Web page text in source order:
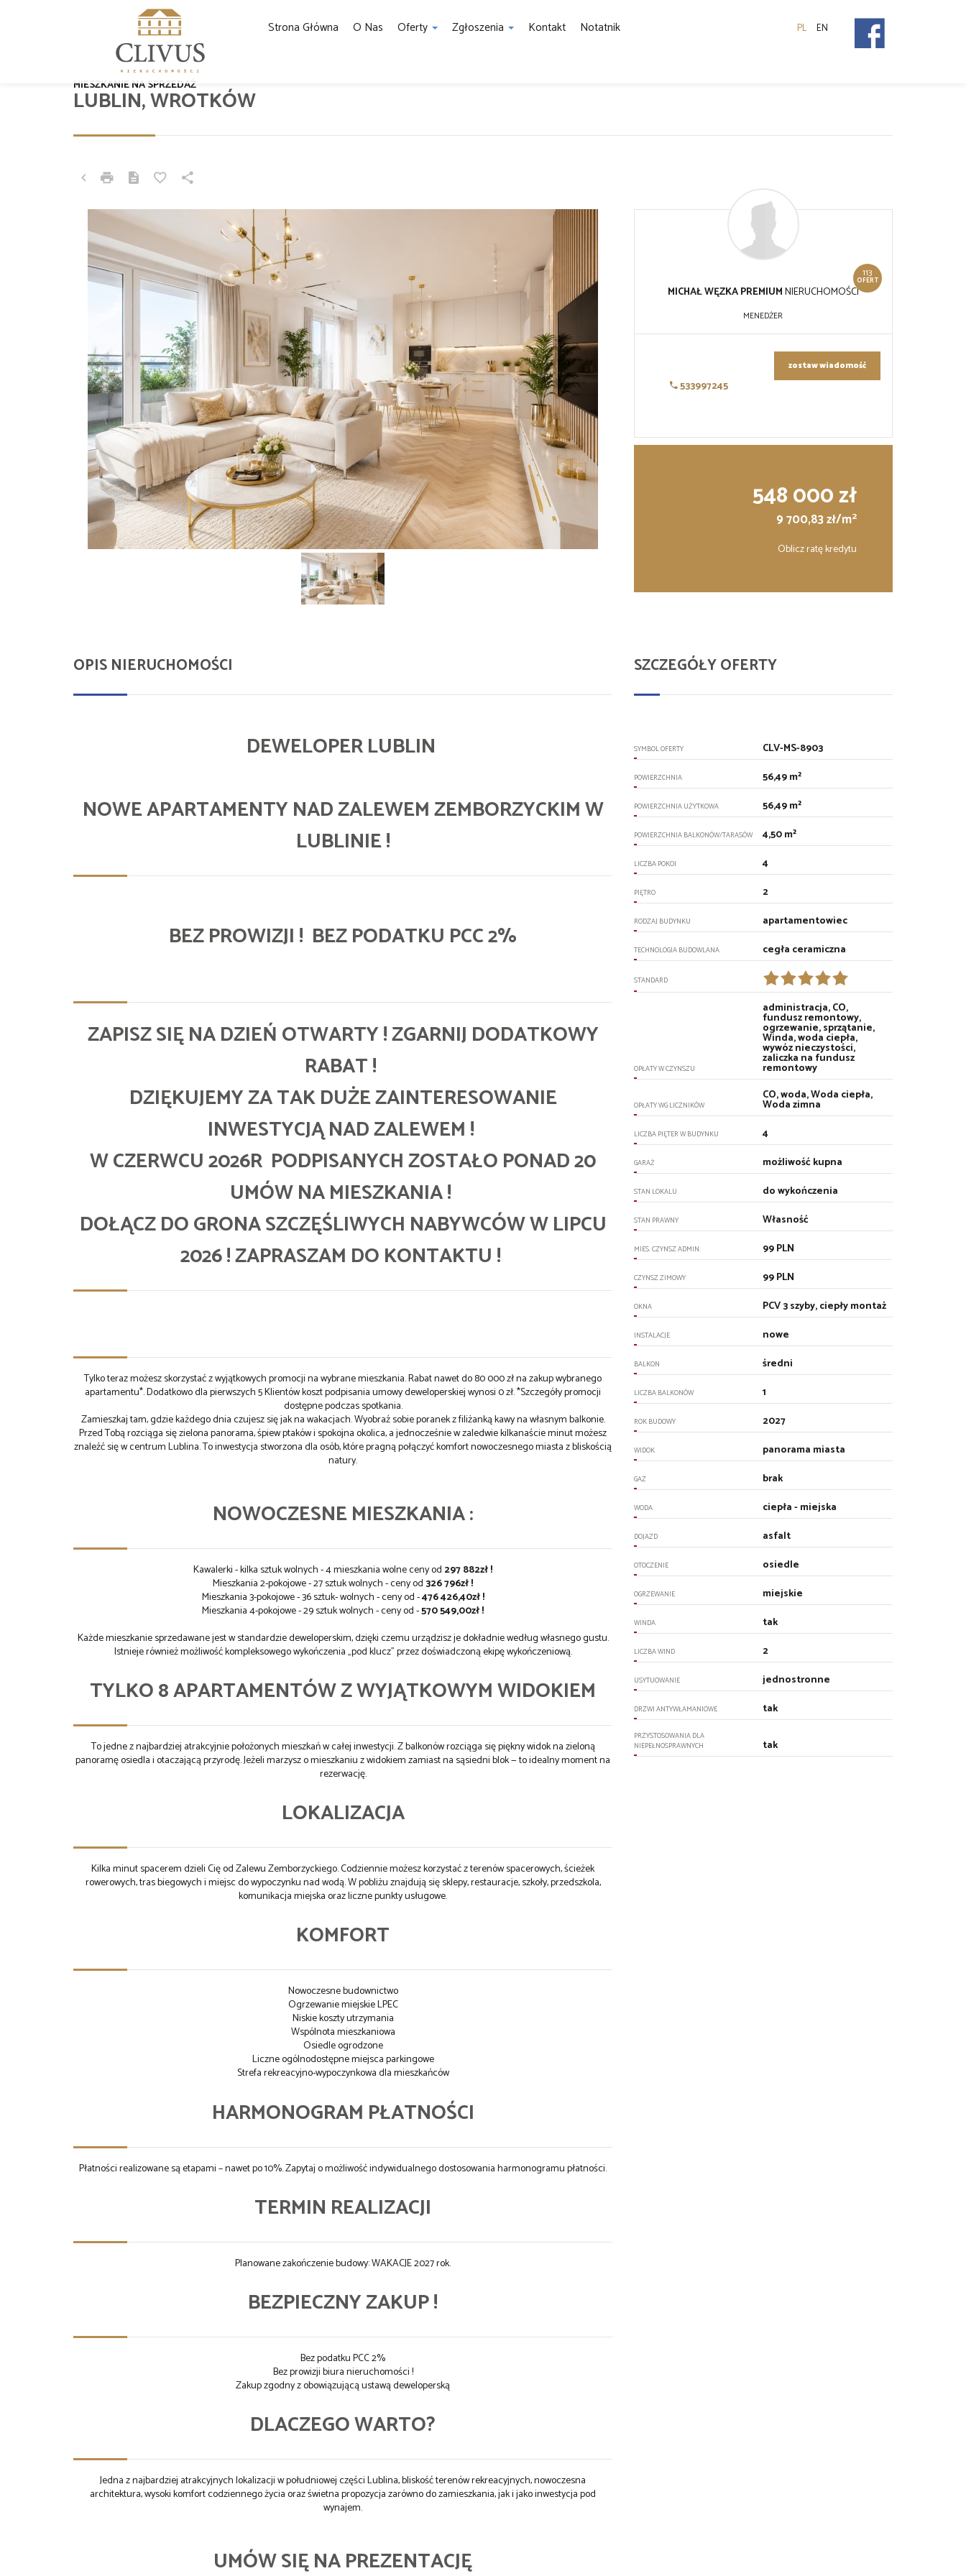
Strona Główna O Nas Oferty Zgłoszenia Kontakt Notatnik PL EN
LUBLIN, WROTKÓW
MIESZKANIE NA SPRZEDAŻ
113
OFERT
MICHAŁ WĘZKA PREMIUMNIERUCHOMOŚCI
MENEDŻER
533997245
zostaw wiadomość
548 000 zł
9 700,83 zł/m2
Oblicz ratę kredytu
OPIS NIERUCHOMOŚCI
DEWELOPER LUBLIN
NOWE APARTAMENTY NAD ZALEWEM ZEMBORZYCKIM W
LUBLINIE !
BEZ PROWIZJI ! BEZ PODATKU PCC 2%
ZAPISZ SIĘ NA DZIEŃ OTWARTY ! ZGARNIJ DODATKOWY
RABAT !
DZIĘKUJEMY ZA TAK DUŻE ZAINTERESOWANIE
INWESTYCJĄ NAD ZALEWEM !
W CZERWCU 2026R PODPISANYCH ZOSTAŁO PONAD 20
UMÓW NA MIESZKANIA !
DOŁĄCZ DO GRONA SZCZĘŚLIWYCH NABYWCÓW W LIPCU
2026 ! ZAPRASZAM DO KONTAKTU !
Tylko teraz możesz skorzystać z wyjątkowych promocji na wybrane mieszkania. Rabat nawet do 80 000 zł na zakup wybranego
apartamentu*. Dodatkowo dla pierwszych 5 Klientów koszt podpisania umowy deweloperskiej wynosi 0 zł. *Szczegóły promocji
dostępne podczas spotkania.
Zamieszkaj tam, gdzie każdego dnia czujesz się jak na wakacjach. Wyobraź sobie poranek z filiżanką kawy na własnym balkonie.
Przed Tobą rozciąga się zielona panorama, śpiew ptaków i spokojna okolica, a jednocześnie w zaledwie kilkanaście minut możesz
znaleźć się w centrum Lublina. To inwestycja stworzona dla osób, które pragną połączyć komfort nowoczesnego miasta z bliskością
natury.
NOWOCZESNE MIESZKANIA :
Kawalerki - kilka sztuk wolnych - 4 mieszkania wolne ceny od 297 882zł !
Mieszkania 2-pokojowe - 27 sztuk wolnych - ceny od326 796zł !
Mieszkania 3-pokojowe - 36 sztuk- wolnych - ceny od -476 426,40zł !
Mieszkania 4-pokojowe - 29 sztuk wolnych - ceny od -570 549,00zł !
Każde mieszkanie sprzedawane jest w standardzie deweloperskim, dzięki czemu urządzisz je dokładnie według własnego gustu.
Istnieje również możliwość kompleksowego wykończenia „pod klucz” przez doświadczoną ekipę wykończeniową.
TYLKO 8 APARTAMENTÓW Z WYJĄTKOWYM WIDOKIEM
To jedne z najbardziej atrakcyjnie położonych mieszkań w całej inwestycji. Z balkonów rozciąga się piękny widok na zieloną
panoramę osiedla i otaczającą przyrodę. Jeżeli marzysz o mieszkaniu z widokiem zamiast na sąsiedni blok — to idealny moment na
rezerwację.
LOKALIZACJA
Kilka minut spacerem dzieli Cię od Zalewu Zemborzyckiego. Codziennie możesz korzystać z terenów spacerowych, ścieżek
rowerowych, tras biegowych i miejsc do wypoczynku nad wodą. W pobliżu znajdują się sklepy, restauracje, szkoły, przedszkola,
komunikacja miejska oraz liczne punkty usługowe.
KOMFORT
Nowoczesne budownictwo
Ogrzewanie miejskie LPEC
Niskie koszty utrzymania
Wspólnota mieszkaniowa
Osiedle ogrodzone
Liczne ogólnodostępne miejsca parkingowe
Strefa rekreacyjno-wypoczynkowa dla mieszkańców
HARMONOGRAM PŁATNOŚCI
Płatności realizowane są etapami – nawet po 10%. Zapytaj o możliwość indywidualnego dostosowania harmonogramu płatności.
TERMIN REALIZACJI
Planowane zakończenie budowy: WAKACJE 2027 rok.
BEZPIECZNY ZAKUP !
Bez podatku PCC 2%
Bez prowizji biura nieruchomości !
Zakup zgodny z obowiązującą ustawą deweloperską
DLACZEGO WARTO?
Jedna z najbardziej atrakcyjnych lokalizacji w południowej części Lublina, bliskość terenów rekreacyjnych, nowoczesna
architektura, wysoki komfort codziennego życia oraz świetna propozycja zarówno do zamieszkania, jak i jako inwestycja pod
wynajem.
UMÓW SIĘ NA PREZENTACJĘ
SZCZEGÓŁY OFERTY
SYMBOL OFERTY CLV-MS-8903
POWIERZCHNIA 56,49 m²
POWIERZCHNIA UŻYTKOWA 56,49 m²
POWIERZCHNIA BALKONÓW/TARASÓW 4,50 m²
LICZBA POKOI 4
PIĘTRO 2
RODZAJ BUDYNKU apartamentowiec
TECHNOLOGIA BUDOWLANA cegła ceramiczna
STANDARD
OPŁATY W CZYNSZU
administracja, CO,
fundusz remontowy,
ogrzewanie, sprzątanie,
Winda, woda ciepła,
wywóz nieczystości,
zaliczka na fundusz
remontowy
OPŁATY WG LICZNIKÓW
CO, woda, Woda ciepła,
Woda zimna
LICZBA PIĘTER W BUDYNKU 4
GARAŻ możliwość kupna
STAN LOKALU do wykończenia
STAN PRAWNY Własność
MIES. CZYNSZ ADMIN. 99 PLN
CZYNSZ ZIMOWY 99 PLN
OKNA PCV 3 szyby, ciepły montaż
INSTALACJE nowe
BALKON średni
LICZBA BALKONÓW 1
ROK BUDOWY 2027
WIDOK panorama miasta
GAZ brak
WODA ciepła - miejska
DOJAZD asfalt
OTOCZENIE osiedle
OGRZEWANIE miejskie
WINDA tak
LICZBA WIND 2
USYTUOWANIE jednostronne
DRZWI ANTYWŁAMANIOWE tak
PRZYSTOSOWANIA DLA
NIEPEŁNOSPRAWNYCH
tak